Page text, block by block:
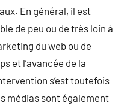
En général, il est
de peu ou de très loin à
du web ou de
et l’avancée de la
s’est toutefois
médias sont également